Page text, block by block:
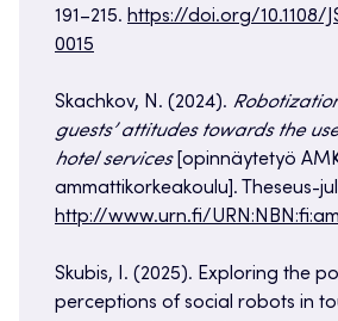
191–215. https://doi.org/10.1108/
0015
Skachkov, N. (2024).
guests’ attitudes towards the
hotel services[opinnäytetyö
ammattikorkeakoulu]. Theseus-
http://www.urn.fi/
Skubis, I. (2025). Exploring the
perceptions of social robots in